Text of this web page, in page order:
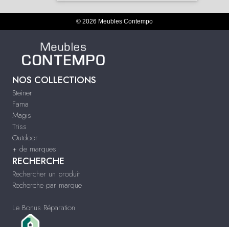
© 2026 Meubles Contempo
NOS COLLECTIONS
Steiner
Fama
Magis
Triss
Outdoor
+ de marques
RECHERCHE
Rechercher un produit
Recherche par marque
Le Bonus Réparation